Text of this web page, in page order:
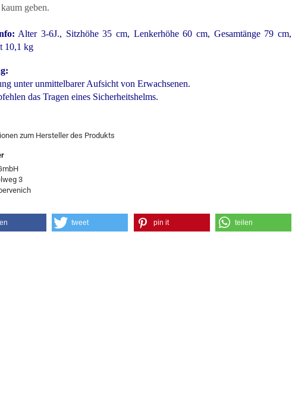
geben.
Alter 3-6J., Sitzhöhe 35 cm, Lenkerhöhe 60 cm, Gesamtänge 79 cm,
10,1 kg
unter unmittelbarer Aufsicht von Erwachsenen.
das Tragen eines Sicherheitshelms.
zum Hersteller des Produkts
3
tweet pin it teilen